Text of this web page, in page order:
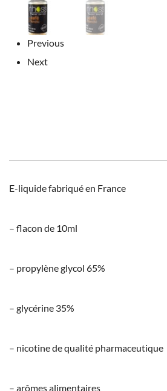
Previous
Next
E-liquide fabriqué en France
– flacon de 10ml
– propylène glycol 65%
– glycérine 35%
– nicotine de qualité pharmaceutique
– arômes alimentaires